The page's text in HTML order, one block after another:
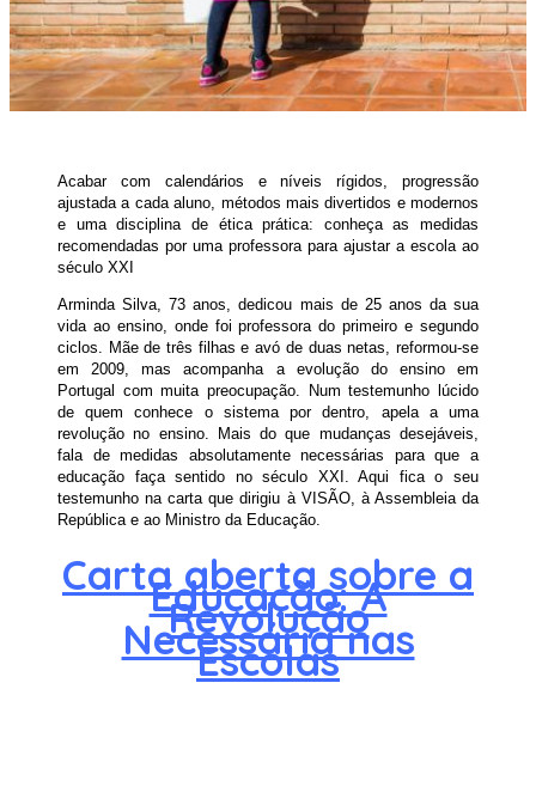
Acabar com calendários e níveis rígidos, progressão
ajustada a cada aluno, métodos mais divertidos e modernos
e uma disciplina de ética prática: conheça as medidas
recomendadas por uma professora para ajustar a escola ao
século XXI
Arminda Silva, 73 anos, dedicou mais de 25 anos da sua
vida ao ensino, onde foi professora do primeiro e segundo
ciclos. Mãe de três filhas e avó de duas netas, reformou-se
em 2009, mas acompanha a evolução do ensino em
Portugal com muita preocupação. Num testemunho lúcido
de quem conhece o sistema por dentro, apela a uma
revolução no ensino. Mais do que mudanças desejáveis,
fala de medidas absolutamente necessárias para que a
educação faça sentido no século XXI. Aqui fica o seu
testemunho na carta que dirigiu à VISÃO, à Assembleia da
República e ao Ministro da Educação.
Carta aberta sobre a
Educação: A
Revolução
Necessária nas
Escolas